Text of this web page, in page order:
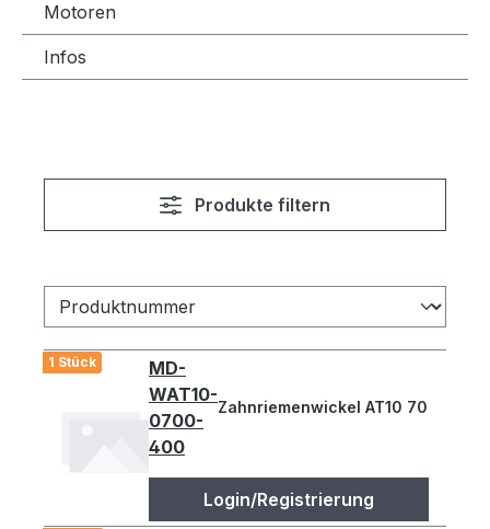
Motoren
Infos
Produkte filtern
1 Stück
MD-
WAT10-
0700-
400
Zahnriemenwickel AT10 700 steel
Login/Registrierung